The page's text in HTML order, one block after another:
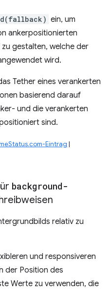
ein, um
ankerpositionierten
gestalten, welche der
wird.
Tether eines verankerten
basierend darauf
und die verankerten
sind.
Eintrag |
background-
relativ zu
und responsiveren
der Position des
Werte zu verwenden, die